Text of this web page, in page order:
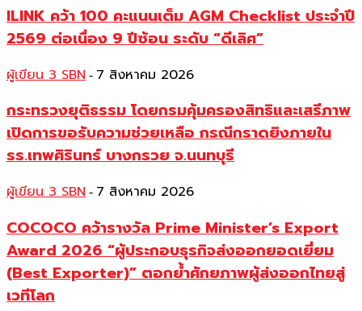
ILINK คว้า 100 คะแนนเต็ม AGM Checklist ประจำปี
2569 ต่อเนื่อง 9 ปีซ้อน ระดับ “ดีเลิศ”
ผู้เขียน 3 SBN - 7 สิงหาคม 2026
กระทรวงยุติธรรม โดยกรมคุ้มครองสิทธิและเสรีภาพ
เปิดการขอรับความช่วยเหลือ กรณีกราดยิงภายใน
รร.เทพศิรินทร์ บางกรวย จ.นนทบุรี
ผู้เขียน 3 SBN - 7 สิงหาคม 2026
COCOCO คว้ารางวัล Prime Minister’s Export
Award 2026 “ผู้ประกอบธุรกิจส่งออกยอดเยี่ยม
(Best Exporter)” ตอกย้ำศักยภาพผู้ส่งออกไทยสู่
เวทีโลก